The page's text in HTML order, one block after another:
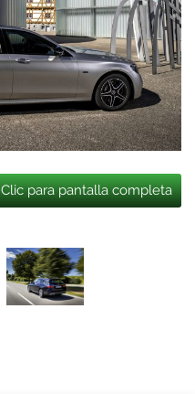
Clic para pantalla completa